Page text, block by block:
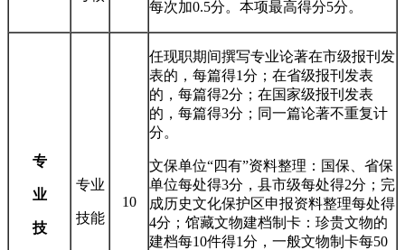
每次加0.5分。本项最高得分5分。
专
业
技
专业
技能
10
任现职期间撰写专业论著在市级报刊发
表的，每篇得1分；在省级报刊发表
的，每篇得2分；在国家级报刊发表
的，每篇得3分；同一篇论著不重复计
分。
文保单位“四有”资料整理：国保、省保
单位每处得3分，县市级每处得2分；完
成历史文化保护区申报资料整理每处得
4分；馆藏文物建档制卡：珍贵文物的
建档每10件得1分，一般文物制卡每50